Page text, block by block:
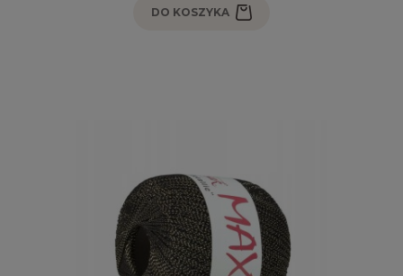
DO KOSZYKA